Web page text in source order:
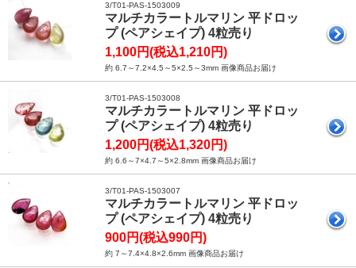
3/T01-PAS-1503009
マルチカラートルマリン 平ドロッ
プ (ペアシェイプ) 4粒売り
1,100円(税込1,210円)
約 6.7～7.2×4.5～5×2.5～3mm 画像商品お届け
3/T01-PAS-1503008
マルチカラートルマリン 平ドロッ
プ (ペアシェイプ) 4粒売り
1,200円(税込1,320円)
約 6.6～7×4.7～5×2.8mm 画像商品お届け
3/T01-PAS-1503007
マルチカラートルマリン 平ドロッ
プ (ペアシェイプ) 4粒売り
900円(税込990円)
約 7～7.4×4.8×2.6mm 画像商品お届け